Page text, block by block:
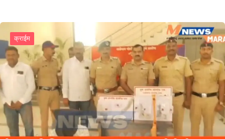
क्राईम